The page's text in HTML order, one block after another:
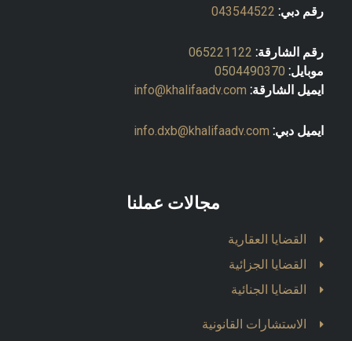
رقم دبي: 043544522
رقم الشارقة: 065221122
موبايل: 0504490370
ايميل الشارقة: info@khalifaadv.com
ايميل دبي: info.dxb@khalifaadv.com
مجالات عملنا
القضايا العقارية
القضايا الجزائية
القضايا الجنائية
الاستشارات القانونية